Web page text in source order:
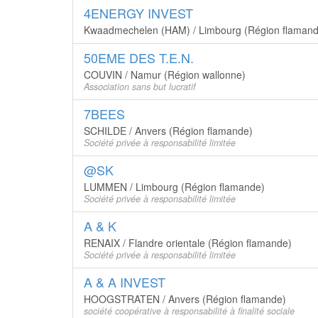
4ENERGY INVEST
Kwaadmechelen (HAM) / Limbourg (Région
50EME DES T.E.N.
COUVIN / Namur (Région wallonne)
Association sans but lucratif
7BEES
SCHILDE / Anvers (Région flamande)
Société privée à responsabilité limitée
@SK
LUMMEN / Limbourg (Région flamande)
Société privée à responsabilité limitée
A & K
RENAIX / Flandre orientale (Région flamande)
Société privée à responsabilité limitée
A & A INVEST
HOOGSTRATEN / Anvers (Région flamande)
société coopérative à responsabilité à finalité sociale